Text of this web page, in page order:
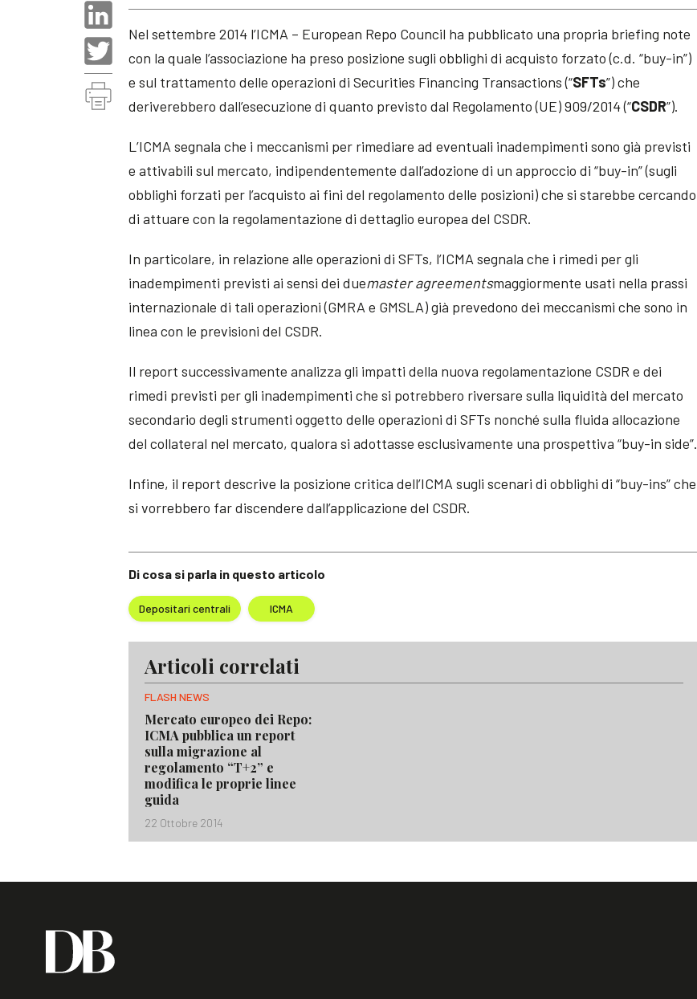
Di cosa si parla in questo articolo
Depositari centrali ICMA
Nel settembre 2014 l’ICMA – European Repo Council ha pubblicato una propria briefing note
con la quale l’associazione ha preso posizione sugli obblighi di acquisto forzato (c.d. “buy-in”)
e sul trattamento delle operazioni di Securities Financing Transactions (“SFTs”) che
deriverebbero dall’esecuzione di quanto previsto dal Regolamento (UE) 909/2014 (“CSDR”).
L’ICMA segnala che i meccanismi per rimediare ad eventuali inadempimenti sono già previsti
e attivabili sul mercato, indipendentemente dall’adozione di un approccio di “buy-in” (sugli
obblighi forzati per l’acquisto ai fini del regolamento delle posizioni) che si starebbe cercando
di attuare con la regolamentazione di dettaglio europea del CSDR.
In particolare, in relazione alle operazioni di SFTs, l’ICMA segnala che i rimedi per gli
inadempimenti previsti ai sensi dei duemaster agreementsmaggiormente usati nella prassi
internazionale di tali operazioni (GMRA e GMSLA) già prevedono dei meccanismi che sono in
linea con le previsioni del CSDR.
Il report successivamente analizza gli impatti della nuova regolamentazione CSDR e dei
rimedi previsti per gli inadempimenti che si potrebbero riversare sulla liquidità del mercato
secondario degli strumenti oggetto delle operazioni di SFTs nonché sulla fluida allocazione
del collateral nel mercato, qualora si adottasse esclusivamente una prospettiva “buy-in side”.
Infine, il report descrive la posizione critica dell’ICMA sugli scenari di obblighi di “buy-ins” che
si vorrebbero far discendere dall’applicazione del CSDR.
Articoli correlati
FLASH NEWS
Mercato europeo dei Repo:
ICMA pubblica un report
sulla migrazione al
regolamento “T+2” e
modifica le proprie linee
guida
22 Ottobre 2014